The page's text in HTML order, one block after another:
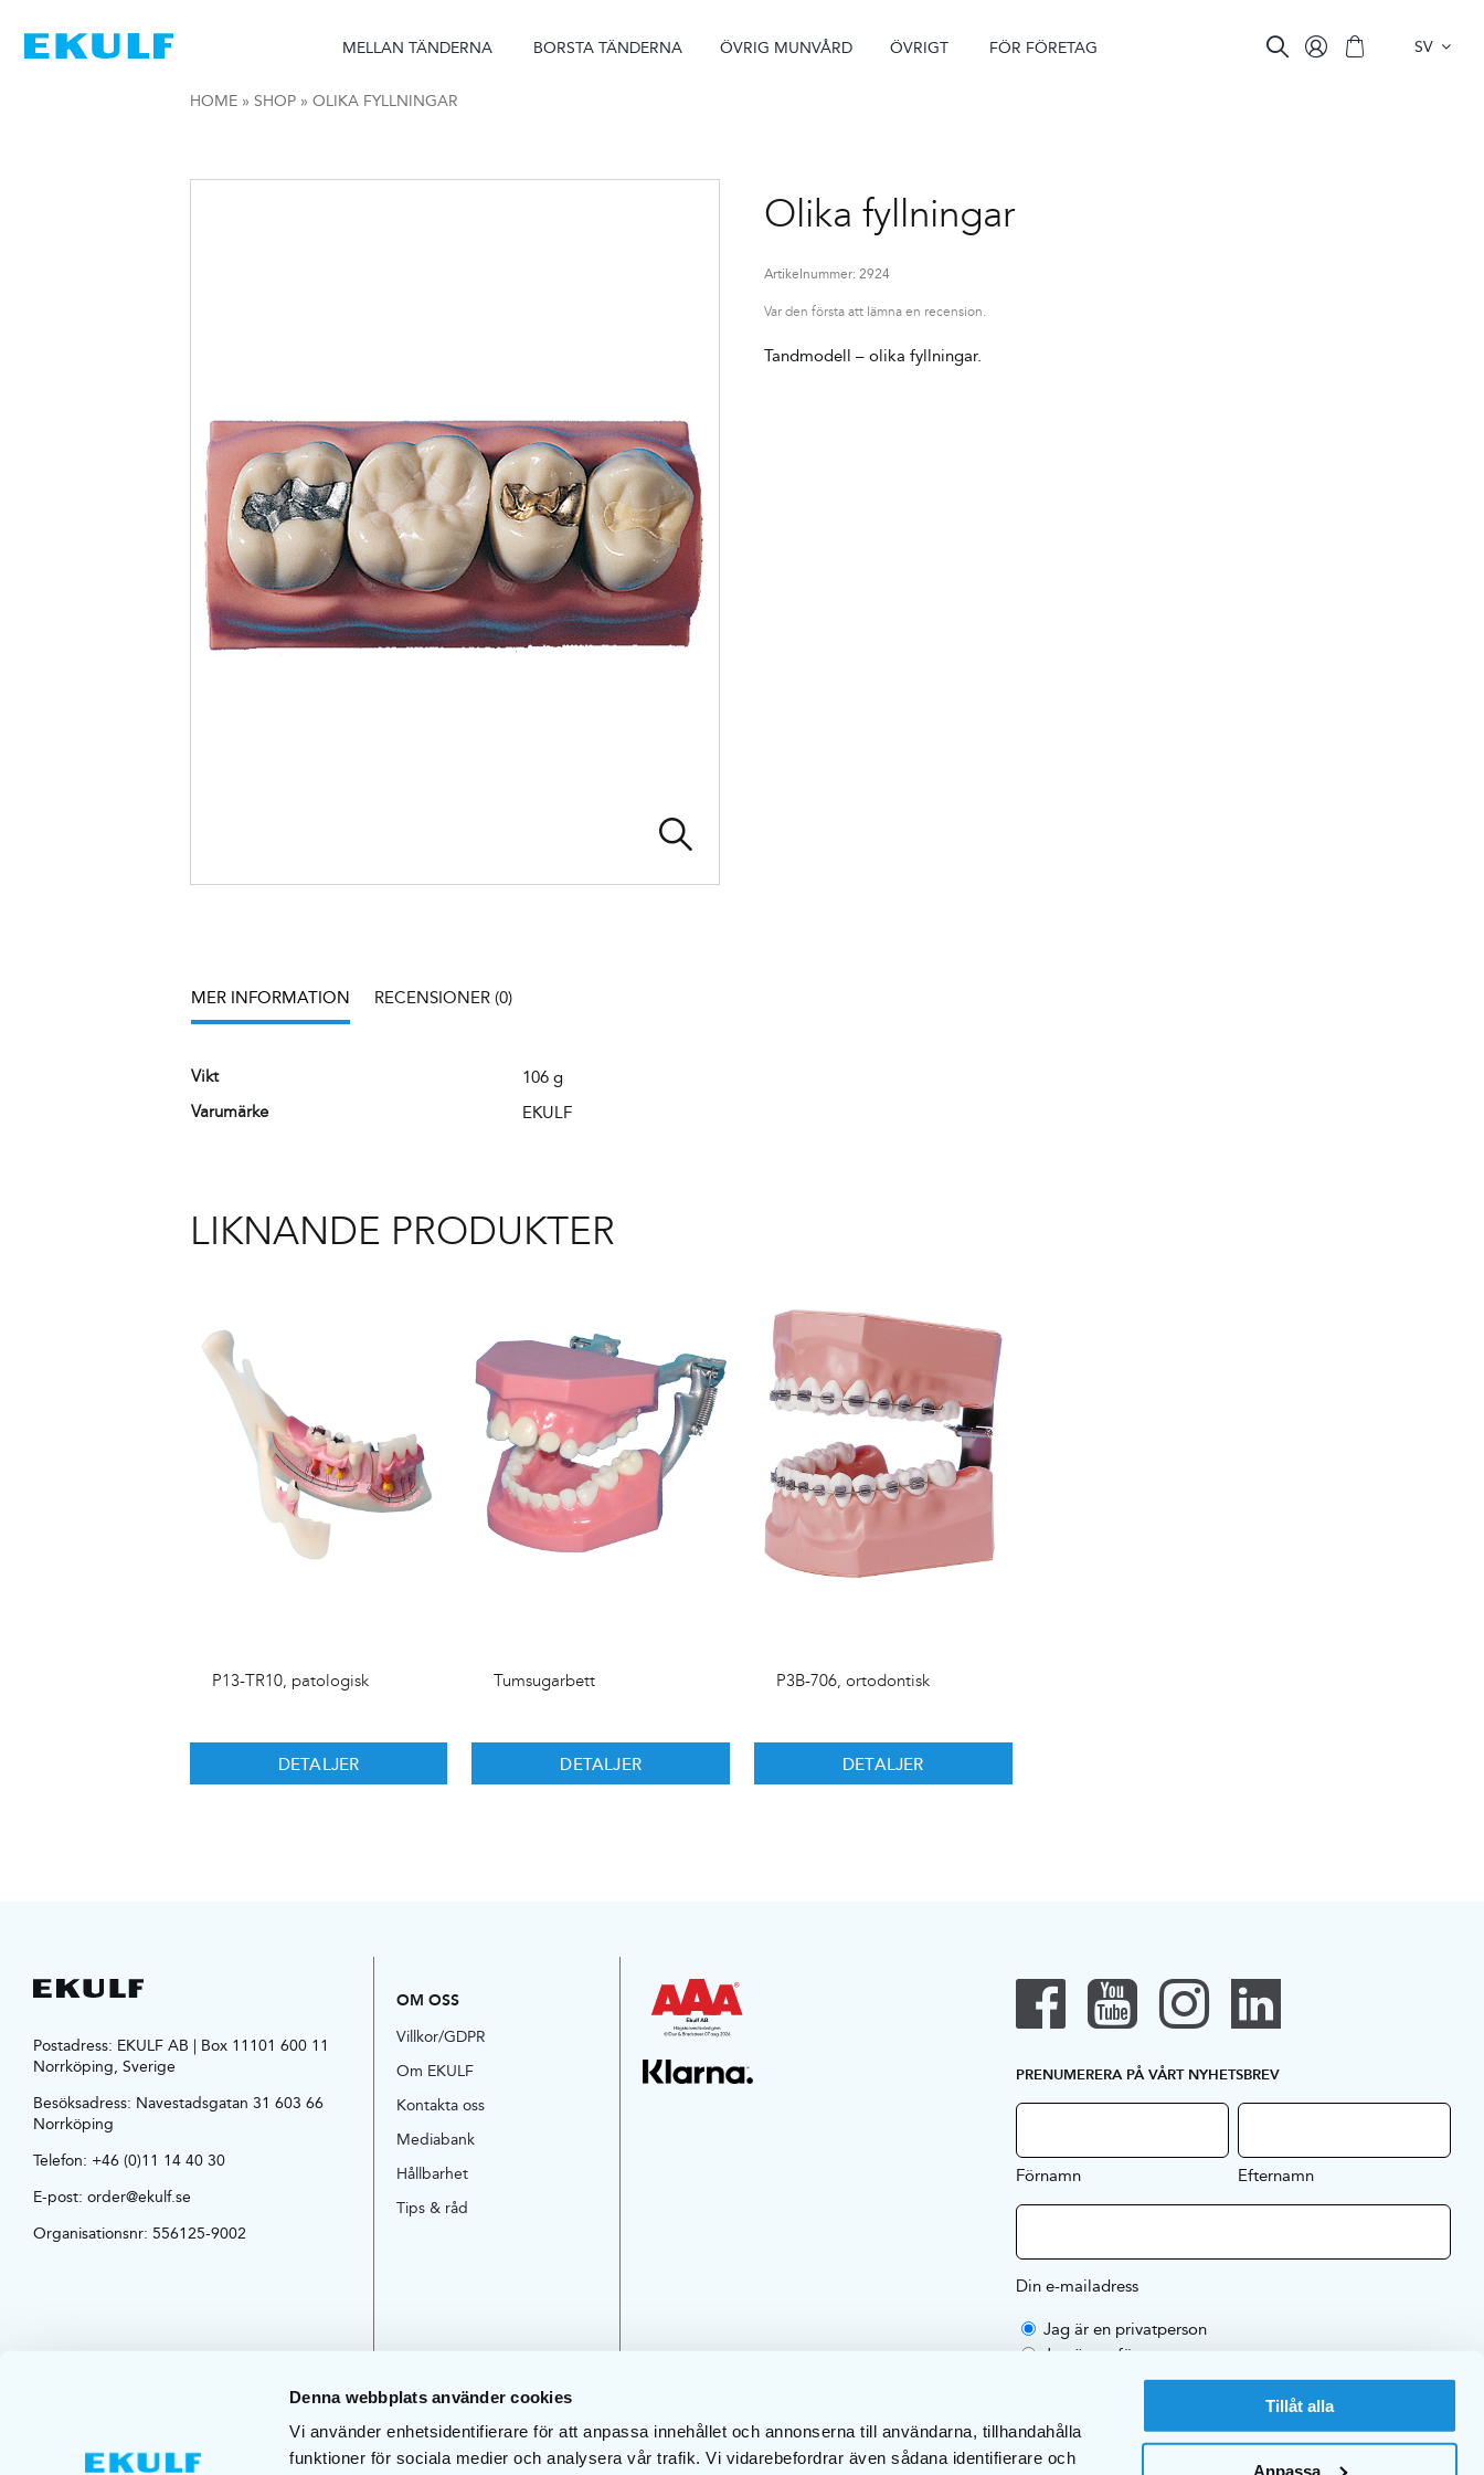
Denna webbplats använder cookies
Vi använder enhetsidentifierare för att anpassa innehållet och annonserna till användarna, tillhandahålla
funktioner för sociala medier och analysera vår trafik. Vi vidarebefordrar även sådana identifierare och
Tillåt alla
Anpassa
content
MELLAN TÄNDERNA BORSTA TÄNDERNA ÖVRIG MUNVÅRD ÖVRIGT FÖR FÖRETAG SV
HOME» SHOP» OLIKA FYLLNINGAR
Olika fyllningar
Artikelnummer:2924
Var den första att lämna en recension.
Tandmodell – olika fyllningar.
MER INFORMATION RECENSIONER (0)
Vikt 106 g
Varumärke EKULF
LIKNANDE PRODUKTER
P13-TR10, patologisk
DETALJER
Tumsugarbett
DETALJER
P3B-706, ortodontisk
DETALJER
Postadress: EKULF AB | Box 11101 600 11
Norrköping, Sverige
Besöksadress: Navestadsgatan 31 603 66
Norrköping
Telefon: +46 (0)11 14 40 30
E-post: order@ekulf.se
Organisationsnr: 556125-9002
OM OSS
Villkor/GDPR
Om EKULF
Kontakta oss
Mediabank
Hållbarhet
Tips & råd
PRENUMERERA PÅ VÅRT NYHETSBREV
Förnamn Efternamn
Din e-mailadress
Jag är en privatperson
Jag är ett företag